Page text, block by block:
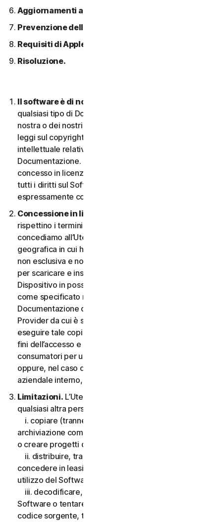
Aggiornamenti automatici dei contenuti.
Prevenzione della pirateria software.
Requisiti di Apple.
Risoluzione.
Il software è di nostra proprietà.
qualsiasi tipo di Documentazione sono di proprietà
nostra o dei nostri licenziatari e sono protetti dalle
leggi sul copyright. Ciò include tutti i Diritti di proprietà
intellettuale relativi al Software e alla
Documentazione. Qualsiasi Software fornito da noi è
concesso in licenza e non venduto, e ci riserviamo
tutti i diritti sul Software e la Documentazione non
espressamente concessi nel CLS.
Concessione in licenza.
rispettino i termini e le condizioni del CLS,
concediamo all’Utente, nel territorio o nell’area
geografica in cui ha acquisito il Software, una licenza
non esclusiva e non trasferibile a tempo indeterminato
per scaricare e installare una copia del Software sul
Dispositivo in possesso o controllato dall'Utente,
come specificato nel Diritto al Servizio o nella
Documentazione della transazione applicabile dal
Provider da cui è stato ottenuto il Servizio, e per
eseguire tale copia del Software esclusivamente ai
fini dell’accesso e dell’utilizzo dei Servizi per i
consumatori per uso personale non commerciale,
oppure, nel caso dei Servizi aziendali, per uso
aziendale interno, durante il Periodo del Servizio.
Limitazioni. L’Utente non può, né può permettere a
qualsiasi altra persona, quanto segue:
i. copiare (tranne che per scopi di backup o
archiviazione come consentito di seguito), modificare
o creare progetti derivati basati sul Software;
ii. distribuire, trasferire, concedere in licenza,
concedere in leasing, prestare o noleggiare il diritto di
utilizzo del Software a terzi;
iii. decodificare, decompilare o disassemblare il
Software o tentare in qualsiasi modo di scoprire il
codice sorgente, tranne e solo nella misura consentita